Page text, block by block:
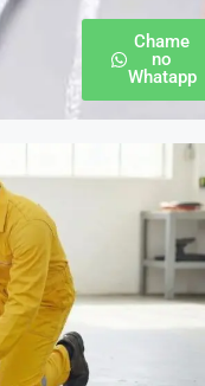
Chame
no
Whatapp